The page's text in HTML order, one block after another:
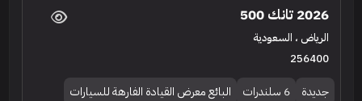
2026 تانك 500
الرياض ، السعودية
256400
جديدة 6 سلندرات البائع معرض القيادة الفارهة للسيارات